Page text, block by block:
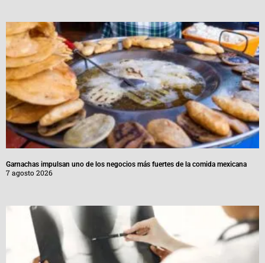
Garnachas impulsan uno de los negocios más fuertes de la comida mexicana
7 agosto 2026